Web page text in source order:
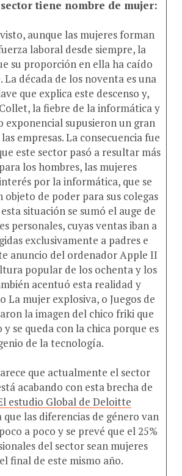
aunque las mujeres forman
laboral desde siempre, la
su proporción en ella ha caído
La década de los noventa es una
que explica este descenso y,
Collet, la fiebre de la informática y
exponencial supusieron un gran
empresas. La consecuencia fue
este sector pasó a resultar más
los hombres, las mujeres
por la informática, que se
objeto de poder para sus colegas
situación se sumó el auge de
personales, cuyas ventas iban a
exclusivamente a padres e
anuncio del ordenador Apple II
popular de los ochenta y los
acentuó esta realidad y
La mujer explosiva, o Juegos de
la imagen del chico friki que
y se queda con la chica porque es
de la tecnología.
que actualmente el sector
acabando con esta brecha de
estudio Global de Deloitte
las diferencias de género van
a poco y se prevé que el 25%
del sector sean mujeres
final de este mismo año.